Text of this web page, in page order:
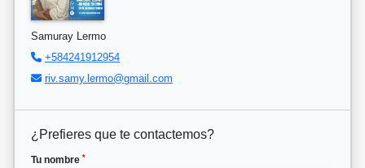
Samuray Lermo
+584241912954
riv.samy.lermo@gmail.com
¿Prefieres que te contactemos?
Tu nombre *